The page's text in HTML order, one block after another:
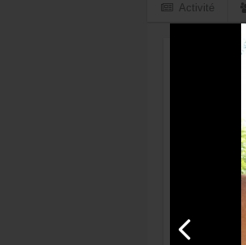
Activité
Gégé
Dernière
01/06/1987
FRANCE
Membre
Discipline
Années